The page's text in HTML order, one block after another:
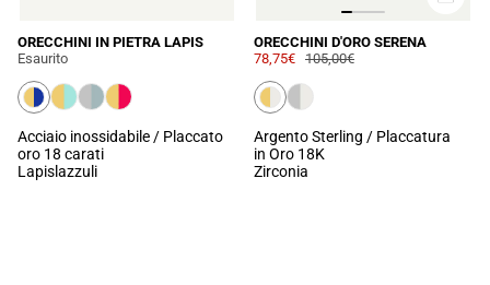
ORECCHINI IN PIETRA LAPIS
Esaurito
Acciaio inossidabile / Placcato
oro 18 carati
Lapislazzuli
ORECCHINI D'ORO SERENA
78,75€ 105,00€
Argento Sterling / Placcatura
in Oro 18K
Zirconia